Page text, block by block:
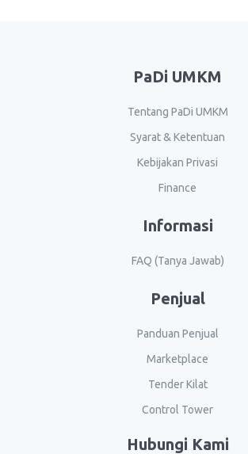
PaDi UMKM
Tentang PaDi UMKM
Syarat & Ketentuan
Kebijakan Privasi
Finance
Informasi
FAQ (Tanya Jawab)
Penjual
Panduan Penjual
Marketplace
Tender Kilat
Control Tower
Hubungi Kami